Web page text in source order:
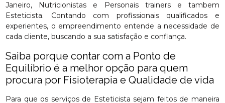
Janeiro, Nutricionistas e Personais trainers e tambem
Esteticista. Contando com profissionais qualificados e
experientes, o empreendimento entende a necessidade de
cada cliente, buscando a sua satisfação e confiança.
Saiba porque contar com a Ponto de
Equilíbrio é a melhor opção para quem
procura por Fisioterapia e Qualidade de vida
Para que os serviços de Esteticista sejam feitos de maneira